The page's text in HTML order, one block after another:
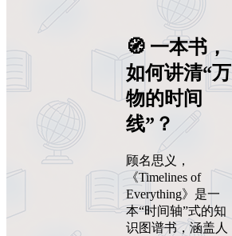
🧭 一本书，
如何讲清“万
物的时间
线”？
顾名思义，
《Timelines of
Everything》是一
本“时间轴”式的知
识图谱书，涵盖人